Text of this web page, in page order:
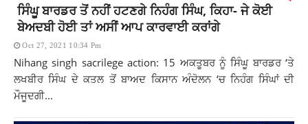
ਸਿੰਘੂ ਬਾਰਡਰ ਤੋਂ ਨਹੀਂ ਹਟਣਗੇ ਨਿਹੰਗ ਸਿੰਘ, ਕਿਹਾ- ਜੇ ਕੋਈ
ਬੇਅਦਬੀ ਹੋਈ ਤਾਂ ਅਸੀਂ ਆਪ ਕਾਰਵਾਈ ਕਰਾਂਗੇ
Oct 27, 2021 10:34 Pm
Nihang singh sacrilege action: 15 ਅਕਤੂਬਰ ਨੂੰ ਸਿੰਘੂ ਬਾਰਡਰ ‘ਤੇ
ਲਖਬੀਰ ਸਿੰਘ ਦੇ ਕਤਲ ਤੋਂ ਬਾਅਦ ਕਿਸਾਨ ਅੰਦੋਲਨ ‘ਚ ਨਿਹੰਗ ਸਿੰਘਾਂ ਦੀ
ਮੌਜੂਦਗੀ...